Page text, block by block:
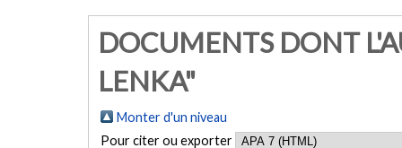
DOCUMENTS DONT
LENKA"
Monter d'un niveau
Pour citer ou exporter